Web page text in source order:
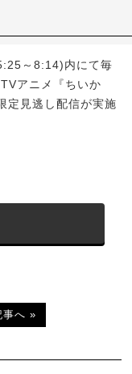
～8:14)内にて毎
アニメ『ちいか
定見逃し配信が実施
事へ »